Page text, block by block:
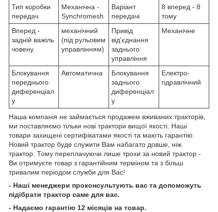
Тип коробки
передач
Механічна -
Synchromesh
Варіант
передачі
8 вперед - 8
тому
Вперед -
задній важіль
човену
механічний
(під рульовим
управлінням)
Привід
від'єднання
заднього
управління
Механічне
Блокування
переднього
диференціал
у
Автоматична
Блокування
заднього
диференціал
у
Електро-
гідравлічний
Наша компанія не займається продажем вживаних тракторів,
ми поставляємо тільки нові трактори вищої якості. Наші
товари захищені сертифікатами якості та мають гарантію.
Новий трактор буде служити Вам набагато довше, ніж
трактор. Тому переплачуючи лише трохи за новий трактор -
Ви отримуєте товар з гарантійним терміном та з більш
тривалим періодом служби для Вас!
- Наші менеджери проконсультують вас та допоможуть
підібрати трактор саме для вас.
- Надаємо гарантію 12 місяців на товар.